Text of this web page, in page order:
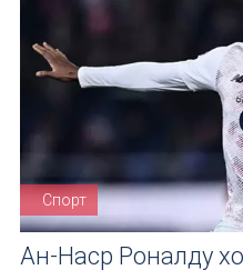
Спорт
Ан-Наср Роналду